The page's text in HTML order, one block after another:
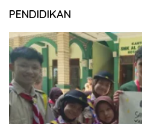
PENDIDIKAN